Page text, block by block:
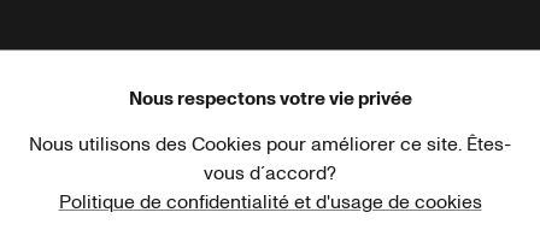
Haus der Kulturen der Welt Goethe-Institut
Nous respectons votre vie privée
Nous utilisons des Cookies pour améliorer ce site. Êtes-
vous d´accord?
Politique de confidentialité et d'usage de cookies